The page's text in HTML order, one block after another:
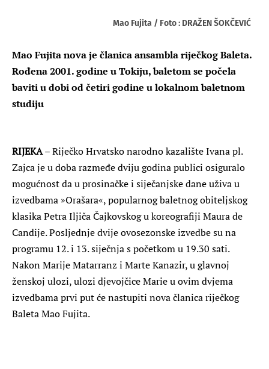
Mao Fujita / Foto : DRAŽEN ŠOKČEVIĆ
Mao Fujita nova je članica ansambla riječkog Baleta.
Rođena 2001. godine u Tokiju, baletom se počela
baviti u dobi od četiri godine u lokalnom baletnom
studiju
RIJEKA– Riječko Hrvatsko narodno kazalište Ivana pl.
Zajca je u doba razmeđe dviju godina publici osiguralo
mogućnost da u prosinačke i siječanjske dane uživa u
izvedbama »Orašara«, popularnog baletnog obiteljskog
klasika Petra Iljiča Čajkovskog u koreografiji Maura de
Candije. Posljednje dvije ovosezonske izvedbe su na
programu 12. i 13. siječnja s početkom u 19.30 sati.
Nakon Marije Matarranz i Marte Kanazir, u glavnoj
ženskoj ulozi, ulozi djevojčice Marie u ovim dvjema
izvedbama prvi put će nastupiti nova članica riječkog
Baleta Mao Fujita.